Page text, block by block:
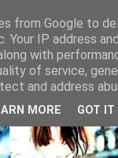
from Google to
Your IP address
with
of service,
and address
MORE GOT IT